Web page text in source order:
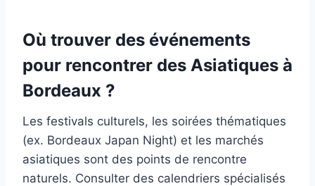
Où trouver des événements
pour rencontrer des Asiatiques à
Bordeaux ?
Les festivals culturels, les soirées thématiques
(ex. Bordeaux Japan Night) et les marchés
asiatiques sont des points de rencontre
naturels. Consulter des calendriers spécialisés